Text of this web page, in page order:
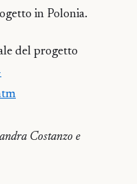
in Polonia.
del progetto
Costanzo e